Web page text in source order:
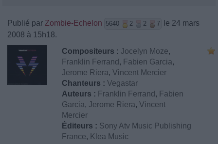
Publié par Zombie-Echelon 5640 2 2 7
le 24 mars
2008 à 15h18.
Compositeurs : Jocelyn Moze,
Franklin Ferrand , Fabien Garcia,
Jerome Riera, Vincent Mercier
Chanteurs : Vegastar
Auteurs : Franklin Ferrand , Fabien
Garcia, Jerome Riera, Vincent
Mercier
Éditeurs : Sony Atv Music Publishing
France, Klea Music